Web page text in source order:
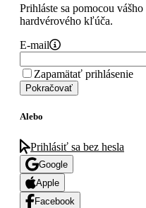
Prihláste sa pomocou
hardvérového kľúča.
E-mail
Zapamätať prihlásenie
Pokračovať
Alebo
Prihlásiť sa bez hesla
Google
Apple
Facebook